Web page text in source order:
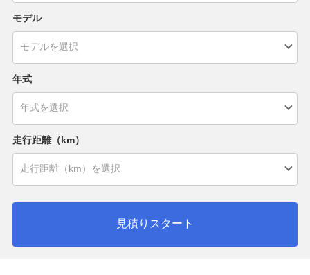
モデル
年式
走行距離（km）
見積りスタート